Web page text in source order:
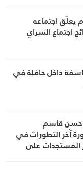
يعلّق اجتماعه
اجتماع السراي
داخل حافلة في
حسن قاسم
آخر التطورات في
المستجدات على
والإقليمي